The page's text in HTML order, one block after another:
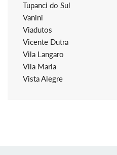
Tupanci do Sul
Vanini
Viadutos
Vicente Dutra
Vila Langaro
Vila Maria
Vista Alegre